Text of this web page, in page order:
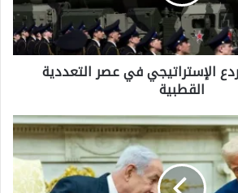
الإستراتيجي في عصر التعددية
القطبية